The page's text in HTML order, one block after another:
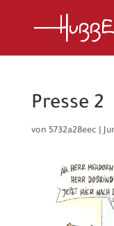
Presse 2
von 5732a28eec |